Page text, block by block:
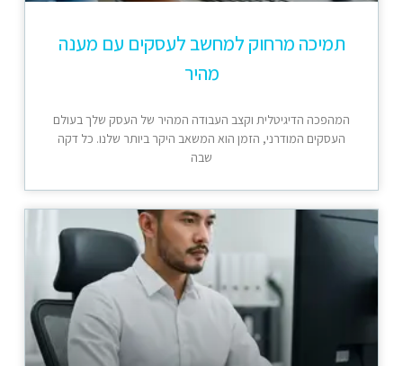
תמיכה מרחוק למחשב לעסקים עם מענה
מהיר
המהפכה הדיגיטלית וקצב העבודה המהיר של העסק שלך בעולם
העסקים המודרני, הזמן הוא המשאב היקר ביותר שלנו. כל דקה
שבה